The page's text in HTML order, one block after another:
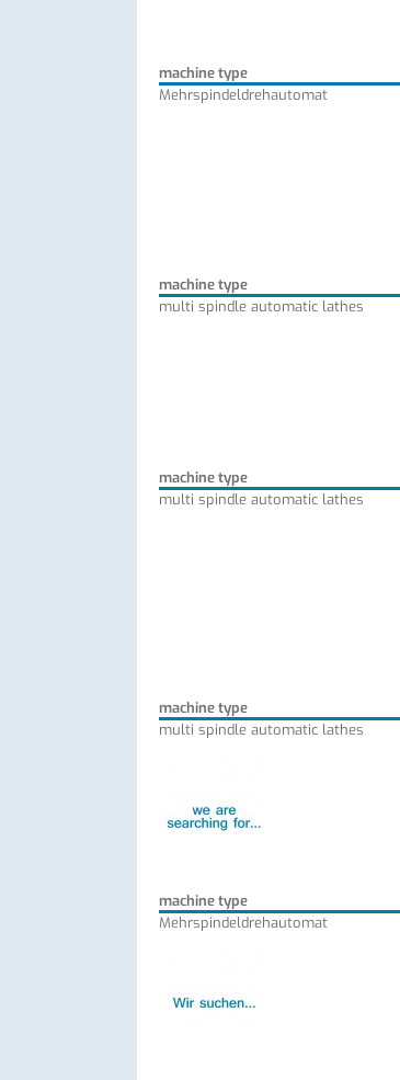
machine type
Mehrspindeldrehautomat
machine type
multi spindle automatic lathes
machine type
multi spindle automatic lathes
machine type
multi spindle automatic lathes
machine type
Mehrspindeldrehautomat